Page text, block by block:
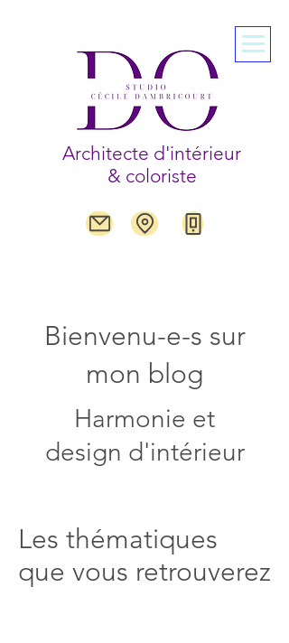
Architecte d'intérieur
& coloriste
Bienvenu-e-s sur
mon blog
Harmonie et
design d'intérieur
Les thématiques
que vous retrouverez